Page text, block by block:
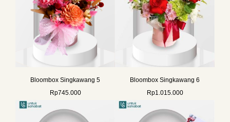
Bloombox Singkawang 5
Rp745.000
Bloombox Singkawang 6
Rp1.015.000